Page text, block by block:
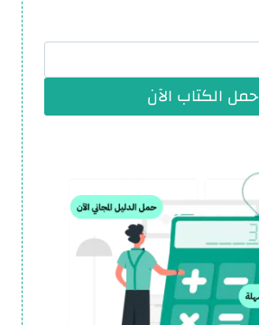
حمل الكتاب الآن